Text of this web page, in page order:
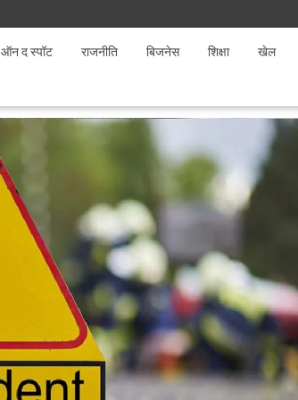
ऑन द स्पॉट राजनीति बिजनेस शिक्षा खेल